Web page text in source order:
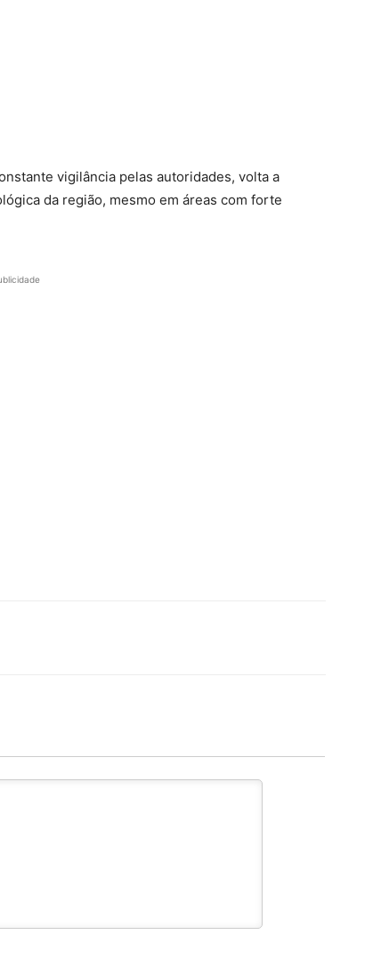
vigilância pelas autoridades, volta a
da região, mesmo em áreas com forte